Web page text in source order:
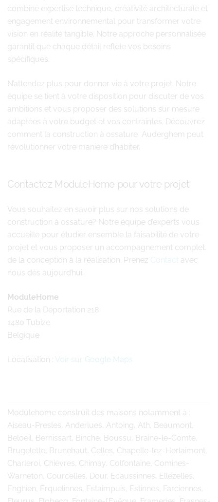
combine expertise technique, créativité architecturale et
engagement environnemental pour transformer votre
vision en réalité tangible. Notre approche personnalisée
garantit que chaque détail reflète vos besoins
spécifiques.
N’attendez plus pour donner vie à votre projet. Notre
équipe se tient à votre disposition pour discuter de vos
ambitions et vous proposer des solutions sur mesure
adaptées à votre budget et vos contraintes. Découvrez
comment la construction à ossature Auderghem peut
révolutionner votre manière d’habiter.
Contactez ModuleHome pour votre projet
Vous souhaitez en savoir plus sur nos solutions de
construction à ossature? Notre équipe d’experts vous
accueille pour étudier ensemble la faisabilité de votre
projet et vous proposer un accompagnement complet,
de la conception à la réalisation. Prenez Contact avec
nous dès aujourd’hui.
ModuleHome
Rue de la Déportation 218
1480 Tubize
Belgique
Localisation : Voir sur Google Maps
Modulehome construit des maisons notamment à :
Aiseau-Presles, Anderlues, Antoing, Ath, Beaumont,
Beloeil, Bernissart, Binche, Boussu, Braine-le-Comte,
Brugelette, Brunehaut, Celles, Chapelle-lez-Herlaimont,
Charleroi, Chièvres, Chimay, Colfontaine, Comines-
Warneton, Courcelles, Dour, Ecaussinnes, Ellezelles,
Enghien, Erquelinnes, Estaimpuis, Estinnes, Farciennes,